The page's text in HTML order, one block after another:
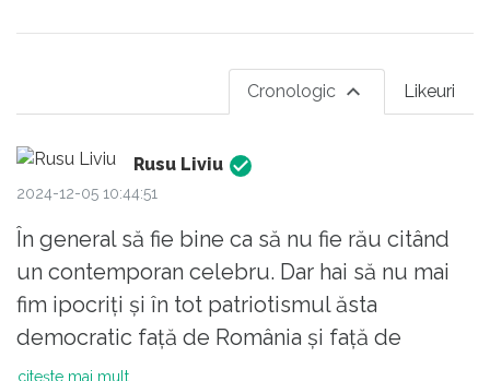
Likeuri
Cronologic
Rusu Liviu
2024-12-05 10:44:51
În general să fie bine ca să nu fie rău citând
un contemporan celebru. Dar hai să nu mai
fim ipocriți și în tot patriotismul ăsta
democratic față de România și față de
valorile europene și euroatlantice să fim
citește mai mult